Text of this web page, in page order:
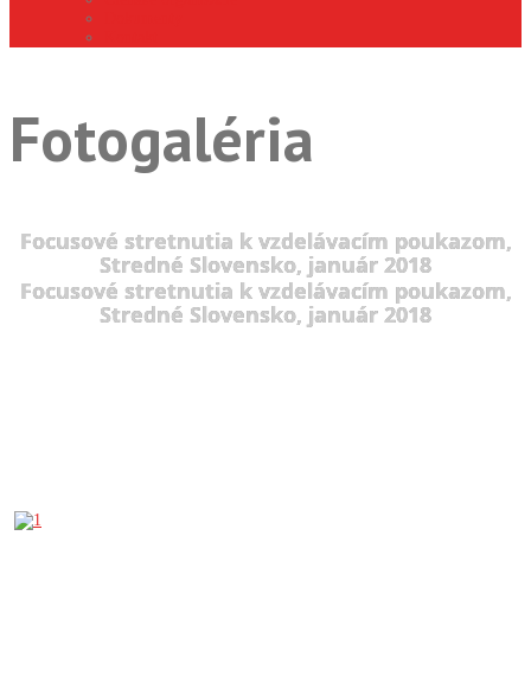
Fotogaléria
Focusové stretnutia k vzdelávacím poukazom,
Stredné Slovensko, január 2018
Focusové stretnutia k vzdelávacím poukazom,
Stredné Slovensko, január 2018